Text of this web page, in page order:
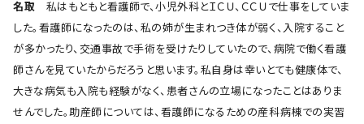
名取 私はもともと看護師で、小児外科とＩＣＵ、ＣＣＵで仕事をしていま
した。看護師になったのは、私の姉が生まれつき体が弱く、入院すること
が多かったり、交通事故で手術を受けたりしていたので、病院で働く看護
師さんを見ていたからだろうと思います。私自身は幸いとても健康体で、
大きな病気も入院も経験がなく、患者さんの立場になったことはありま
せんでした。助産師については、看護師になるための産科病棟での実習